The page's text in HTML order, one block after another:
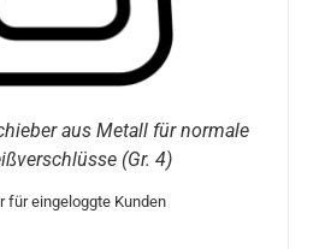
aus Metall für normale
(Gr. 4)
für eingeloggte Kunden